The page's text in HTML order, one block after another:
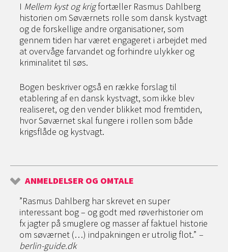
I Mellem kyst og krigfortæller Rasmus Dahlberg
historien om Søværnets rolle som dansk kystvagt
og de forskellige andre organisationer, som
gennem tiden har været engageret i arbejdet med
at overvåge farvandet og forhindre ulykker og
kriminalitet til søs.
Bogen beskriver også en række forslag til
etablering af en dansk kystvagt, som ikke blev
realiseret, og den vender blikket mod fremtiden,
hvor Søværnet skal fungere i rollen som både
krigsflåde og kystvagt.
ANMELDELSER OG OMTALE
”Rasmus Dahlberg har skrevet en super
interessant bog – og godt med røverhistorier om
fx jagter på smuglere og masser af faktuel historie
om søværnet (…) indpakningen er utrolig flot.” –
berlin-guide.dk